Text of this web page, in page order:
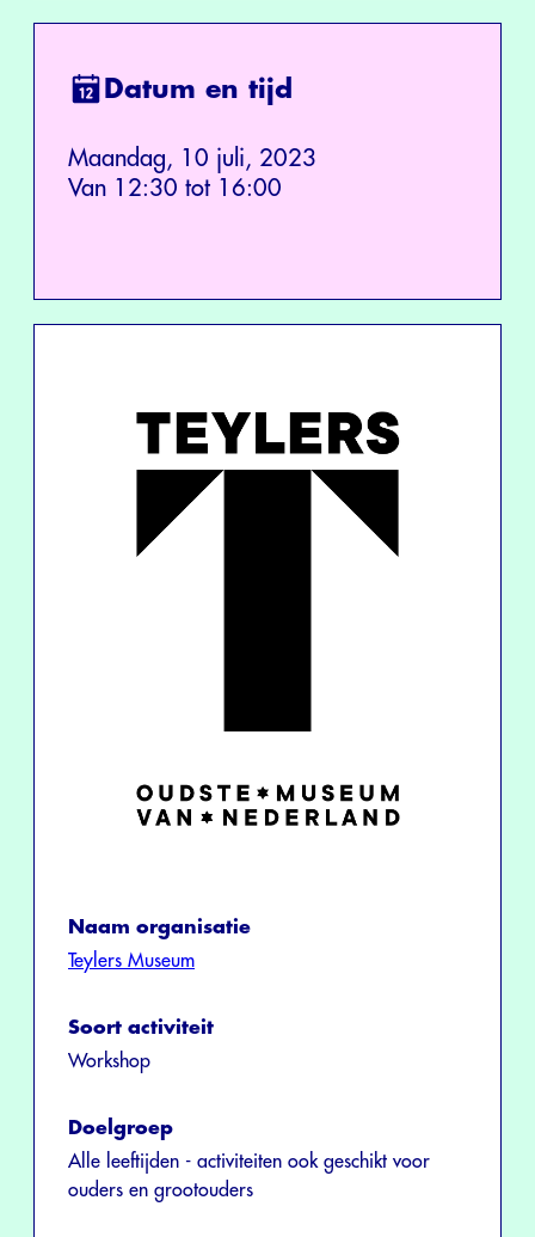
Datum en tijd
Maandag, 10 juli, 2023
Van 12:30 tot 16:00
Naam organisatie
Teylers Museum
Soort activiteit
Workshop
Doelgroep
Alle leeftijden - activiteiten ook geschikt voor
ouders en grootouders